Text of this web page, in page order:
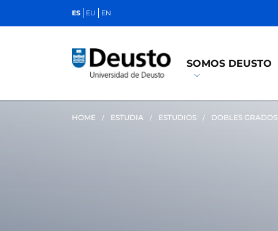
ES EU EN
SOMOS DEUSTO
HOME ESTUDIA ESTUDIOS DOBLES GRADOS